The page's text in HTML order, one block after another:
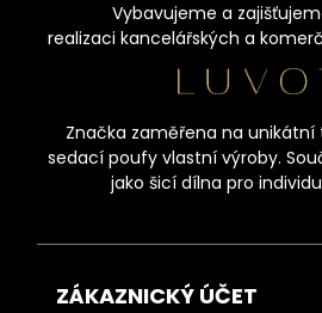
Vybavujeme a
realizaci kancelářských a
Značka zaměřena na
sedací poufy vlastní výroby.
jako šicí dílna pro
ZÁKAZNICKÝ ÚČET